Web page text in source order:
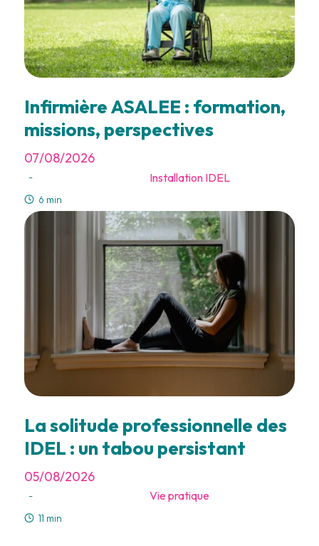
Infirmière ASALEE : formation,
missions, perspectives
07/08/2026
- Installation IDEL
6 min
La solitude professionnelle des
IDEL : un tabou persistant
05/08/2026
- Vie pratique
11 min